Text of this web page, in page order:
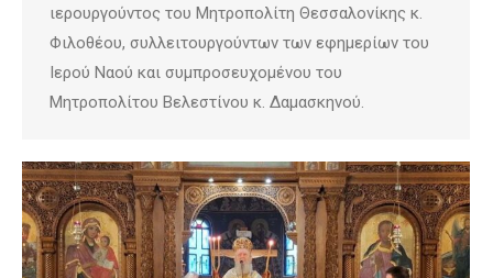
ιερουργούντος του Μητροπολίτη Θεσσαλονίκης κ.
Φιλοθέου, συλλειτουργούντων των εφημερίων του
Ιερού Ναού και συμπροσευχομένου του
Μητροπολίτου Βελεστίνου κ. Δαμασκηνού.